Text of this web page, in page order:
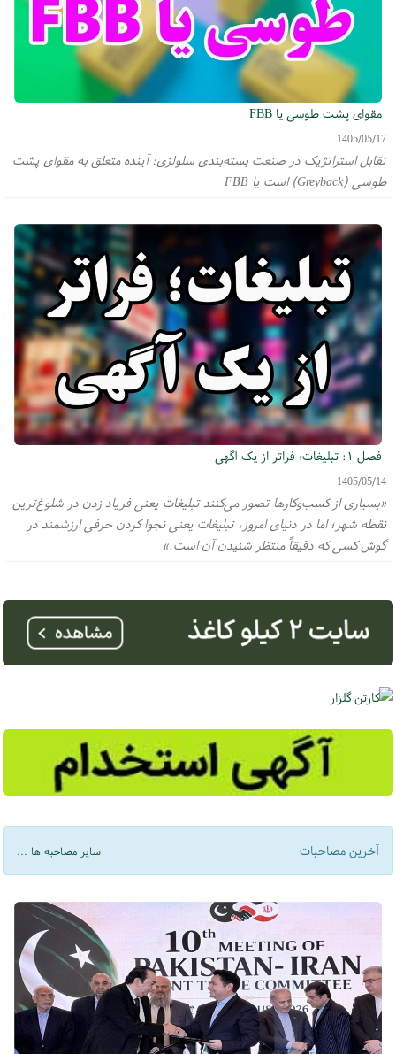
مقوای پشت طوسی یا FBB
1405/05/17
تقابل استراتژیک در صنعت بسته‌بندی سلولزی: آینده متعلق به مقوای پشت
طوسی (Greyback) است یا FBB
فصل ۱: تبلیغات؛ فراتر از یک آگهی
1405/05/14
«بسیاری از کسب‌وکارها تصور می‌کنند تبلیغات یعنی فریاد زدن در شلوغ‌ترین
نقطه شهر؛ اما در دنیای امروز، تبلیغات یعنی نجوا کردن حرفی ارزشمند در
گوش کسی که دقیقاً منتظر شنیدن آن است.»
آخرین مصاحبات سایر مصاحبه ها ...